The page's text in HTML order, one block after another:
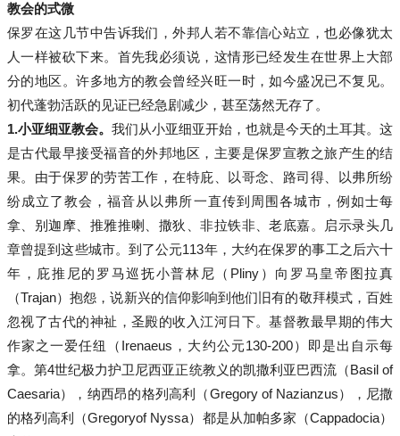
教会的式微
保罗在这几节中告诉我们，外邦人若不靠信心站立，也必像犹太
人一样被砍下来。首先我必须说，这情形已经发生在世界上大部
分的地区。许多地方的教会曾经兴旺一时，如今盛况已不复见。
初代蓬勃活跃的见证已经急剧减少，甚至荡然无存了。
1.小亚细亚教会。 我们从小亚细亚开始，也就是今天的土耳其。这
是古代最早接受福音的外邦地区，主要是保罗宣教之旅产生的结
果。由于保罗的劳苦工作，在特庇、以哥念、路司得、以弗所纷
纷成立了教会，福音从以弗所一直传到周围各城市，例如士每
拿、别迦摩、推雅推喇、撒狄、非拉铁非、老底嘉。启示录头几
章曾提到这些城市。到了公元113年，大约在保罗的事工之后六十
年，庇推尼的罗马巡抚小普林尼（Pliny）向罗马皇帝图拉真
（Trajan）抱怨，说新兴的信仰影响到他们旧有的敬拜模式，百姓
忽视了古代的神祉，圣殿的收入江河日下。基督教最早期的伟大
作家之一爱任纽（Irenaeus，大约公元130-200）即是出自示每
拿。第4世纪极力护卫尼西亚正统教义的凯撒利亚巴西流（Basil of
Caesaria），纳西昂的格列高利（Gregory of Nazianzus），尼撒
的格列高利（Gregoryof Nyssa）都是从加帕多家（Cappadocia）